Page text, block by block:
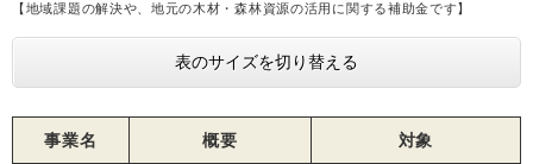
【地域課題の解決や、地元の木材・森林資源の活用に関する補助金です】
表のサイズを切り替える
事業名 概要 対象